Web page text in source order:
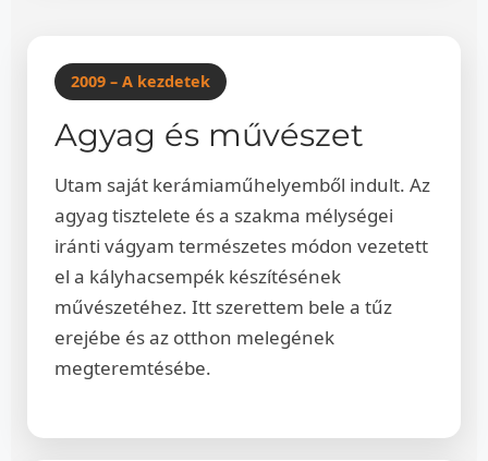
2009 – A kezdetek
Agyag és művészet
Utam saját kerámiaműhelyemből indult. Az
agyag tisztelete és a szakma mélységei
iránti vágyam természetes módon vezetett
el a kályhacsempék készítésének
művészetéhez. Itt szerettem bele a tűz
erejébe és az otthon melegének
megteremtésébe.